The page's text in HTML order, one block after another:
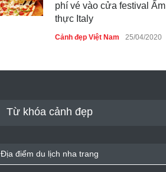
phí vé vào cửa festival Ẩm
thực Italy
Cảnh đẹp Việt Nam 25/04/2020
Cảnh đẹp Việt Nam
Từ khóa cảnh đẹp
Địa điểm du lịch nha trang